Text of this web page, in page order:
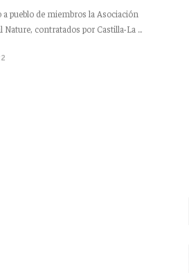
a pueblo de miembros la Asociación
contratados por Castilla-La ...